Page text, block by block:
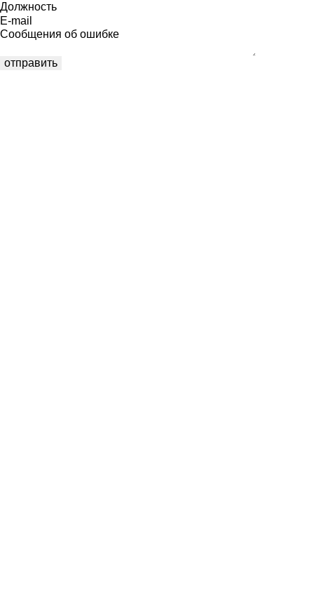
Должность
E-mail
Сообщения об ошибке